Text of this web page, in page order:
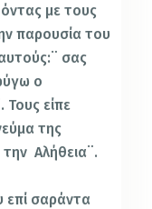
με τους
παρουσία του
σας
ο
Τους είπε
της
Αλήθεια¨.
επί σαράντα